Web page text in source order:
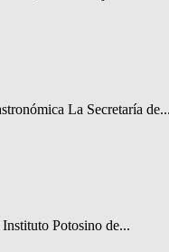
La Secretaría
Potosino de...